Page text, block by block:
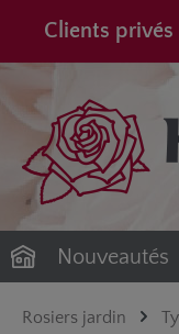
Passer à la
Clients privés
Nouveautés
Rosiers jardin